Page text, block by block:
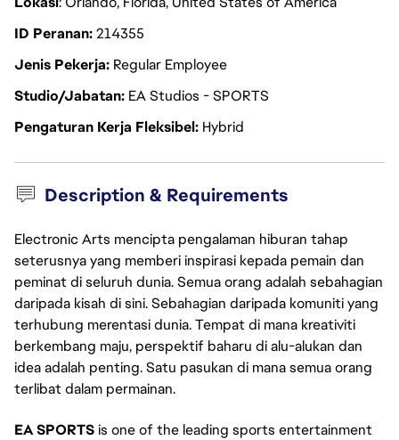
ID Peranan214355
Jenis Pekerja Regular Employee
Studio/Jabatan EA Studios - SPORTS
Pengaturan Kerja Fleksibel Hybrid
Description & Requirements
Electronic Arts mencipta pengalaman hiburan tahap
seterusnya yang memberi inspirasi kepada pemain dan
peminat di seluruh dunia. Semua orang adalah sebahagian
daripada kisah di sini. Sebahagian daripada komuniti yang
terhubung merentasi dunia. Tempat di mana kreativiti
berkembang maju, perspektif baharu di alu-alukan dan
idea adalah penting. Satu pasukan di mana semua orang
terlibat dalam permainan.
EA SPORTSis one of the leading sports entertainment